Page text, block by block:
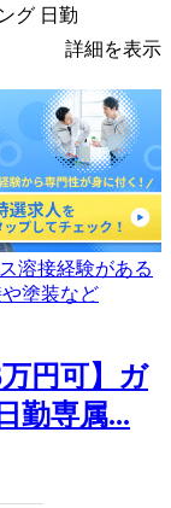
グ 日勤
詳細を表示
万円可】ガ
勤専属...